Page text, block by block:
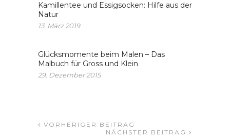
Kamillentee und Essigsocken: Hilfe aus der
Natur
13. März 2019
Glücksmomente beim Malen – Das
Malbuch für Gross und Klein
29. Dezember 2015
VORHERIGER BEITRAG
NÄCHSTER BEITRAG